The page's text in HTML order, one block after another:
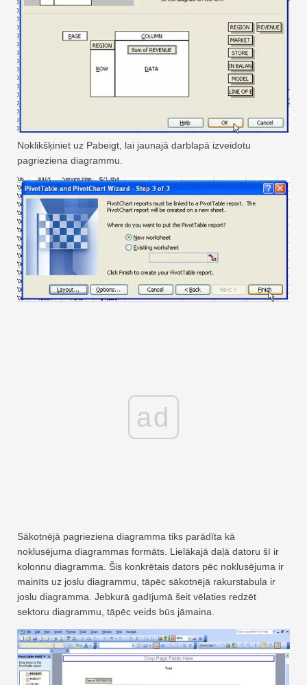
Noklikšķiniet uz Pabeigt, lai jaunajā darblapā izveidotu
pagrieziena diagrammu.
ad
Sākotnējā pagrieziena diagramma tiks parādīta kā
noklusējuma diagrammas formāts. Lielākajā daļā datoru šī ir
kolonnu diagramma. Šis konkrētais dators pēc noklusējuma ir
mainīts uz joslu diagrammu, tāpēc sākotnējā rakurstabula ir
joslu diagramma. Jebkurā gadījumā šeit vēlaties redzēt
sektoru diagrammu, tāpēc veids būs jāmaina.